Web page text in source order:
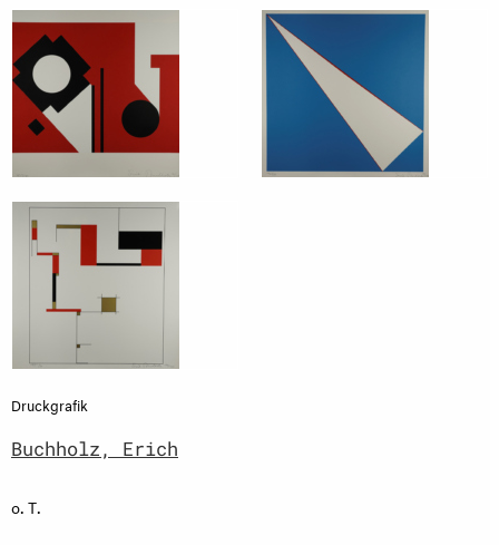
Druckgrafik
Buchholz, Erich
o. T.